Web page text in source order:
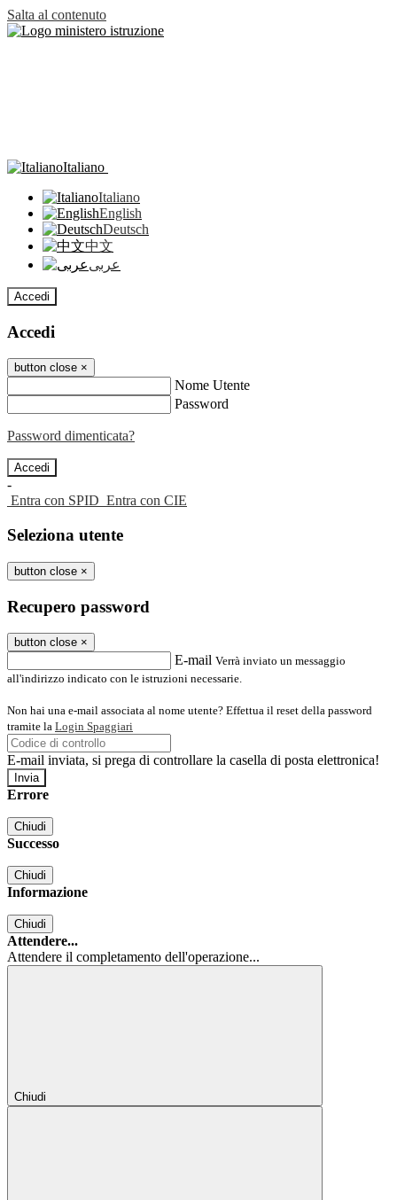
Salta al contenuto
Italiano
Italiano
English
Deutsch
中文
عربى
Accedi
Accedi
button close ×
Nome Utente
Password
Password dimenticata?
-
Entra con SPID Entra con CIE
Seleziona utente
button close ×
Recupero password
button close ×
E-mail Verrà inviato un messaggio
all'indirizzo indicato con le istruzioni necessarie.
Non hai una e-mail associata al nome utente? Effettua il reset della password
tramite la Login Spaggiari
E-mail inviata, si prega di controllare la casella di posta elettronica!
Errore
Chiudi
Successo
Chiudi
Informazione
Chiudi
Attendere...
Attendere il completamento dell'operazione...
Chiudi